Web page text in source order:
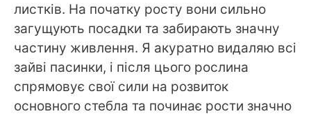
листків. На початку росту вони сильно
загущують посадки та забирають значну
частину живлення. Я акуратно видаляю всі
зайві пасинки, і після цього рослина
спрямовує свої сили на розвиток
основного стебла та починає рости значно